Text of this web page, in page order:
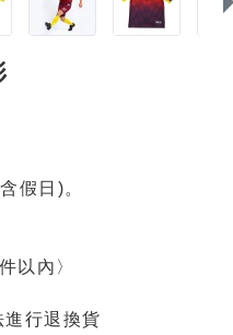
假日)。
以內〉
行退換貨